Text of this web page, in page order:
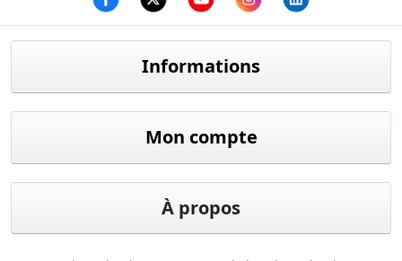
Informations
Mon compte
À propos